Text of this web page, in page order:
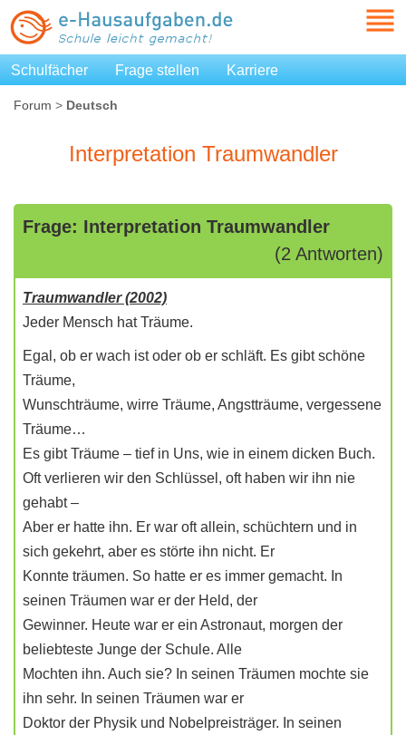
Schulfächer Frage stellen Karriere
Forum > Deutsch
Interpretation Traumwandler
Frage: Interpretation Traumwandler
(2 Antworten)
Traumwandler (2002)
Jeder Mensch hat Träume.
Egal, ob er wach ist oder ob er schläft. Es gibt schöne
Träume,
Wunschträume, wirre Träume, Angstträume, vergessene
Träume…
Es gibt Träume – tief in Uns, wie in einem dicken Buch.
Oft verlieren wir den Schlüssel, oft haben wir ihn nie
gehabt –
Aber er hatte ihn. Er war oft allein, schüchtern und in
sich gekehrt, aber es störte ihn nicht. Er
Konnte träumen. So hatte er es immer gemacht. In
seinen Träumen war er der Held, der
Gewinner. Heute war er ein Astronaut, morgen der
beliebteste Junge der Schule. Alle
Mochten ihn. Auch sie? In seinen Träumen mochte sie
ihn sehr. In seinen Träumen war er
Doktor der Physik und Nobelpreisträger. In seinen